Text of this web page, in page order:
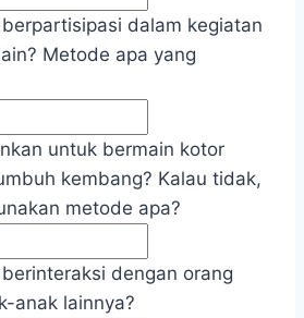
dalam kegiatan
Metode apa yang
untuk bermain kotor
kembang? Kalau tidak,
metode apa?
dengan orang
anak lainnya?